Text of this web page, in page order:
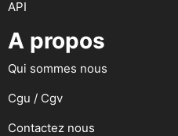
API
A propos
Qui sommes nous
Cgu / Cgv
Contactez nous